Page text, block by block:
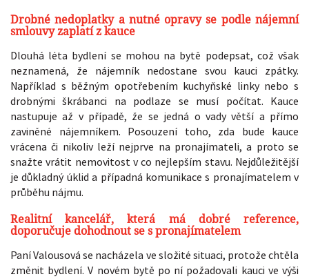
Drobné nedoplatky a nutné opravy se podle nájemní
smlouvy zaplatí z kauce
Dlouhá léta bydlení se mohou na bytě podepsat, což však
neznamená, že nájemník nedostane svou kauci zpátky.
Například s běžným opotřebením kuchyňské linky nebo s
drobnými škrábanci na podlaze se musí počítat. Kauce
nastupuje až v případě, že se jedná o vady větší a přímo
zaviněné nájemníkem. Posouzení toho, zda bude kauce
vrácena či nikoliv leží nejprve na pronajímateli, a proto se
snažte vrátit nemovitost v co nejlepším stavu. Nejdůležitější
je důkladný úklid a případná komunikace s pronajímatelem v
průběhu nájmu.
Realitní kancelář, která má dobré reference,
doporučuje dohodnout se s pronajímatelem
Paní Valousová se nacházela ve složité situaci, protože chtěla
změnit bydlení. V novém bytě po ní požadovali kauci ve výši